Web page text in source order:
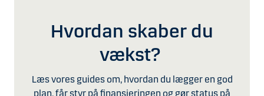
Hvordan skaber du
vækst?
Læs vores guides om, hvordan du lægger en god
plan, får styr på finansieringen og gør status på